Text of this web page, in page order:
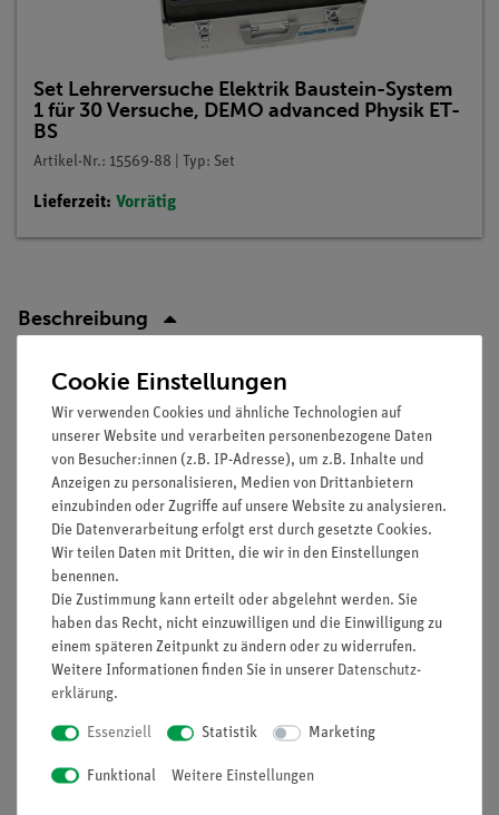
Set Lehrerversuche Elektrik Baustein-System
1 für 30 Versuche, DEMO advanced Physik ET-
BS
Artikel-Nr.: 15569-88 | Typ: Set
Lieferzeit: Vorrätig
Beschreibung
Prinzip
Es soll demonstriert werden, wie die einfache Sicherung, die
Schmelzsicherung, funktioniert.
Vorteile
Keine zusätzlichen Kabelverbindungen zwischen den
Bausteinen nötig - übersichtlicherer und schnellerer
Aufbau
Kontaktsicherheit durch puzzelartig verzahnbare
Bausteine
Hartvergoldete, korrosionsbeständige Kontakte
Doppelter Lernerfolg: Elektrischer Schaltplan auf der
Ober- und reelle Bauteile auf der Unterseite sichtbar
Cookie Einstellungen
Wir verwenden Cookies und ähnliche Technologien auf
unserer Website und verarbeiten personenbezogene Daten
von Besucher:innen (z.B. IP-Adresse), um z.B. Inhalte und
Anzeigen zu personalisieren, Medien von Drittanbietern
einzubinden oder Zugriffe auf unsere Website zu analysieren.
Die Datenverarbeitung erfolgt erst durch gesetzte Cookies.
Wir teilen Daten mit Dritten, die wir in den Einstellungen
benennen.
Die Zustimmung kann erteilt oder abgelehnt werden. Sie
haben das Recht, nicht einzuwilligen und die Einwilligung zu
einem späteren Zeitpunkt zu ändern oder zu widerrufen.
Weitere Informationen finden Sie in unserer Daten­schutz­
erklärung.
Essenziell Statistik Marketing
Funktional Weitere Einstellungen